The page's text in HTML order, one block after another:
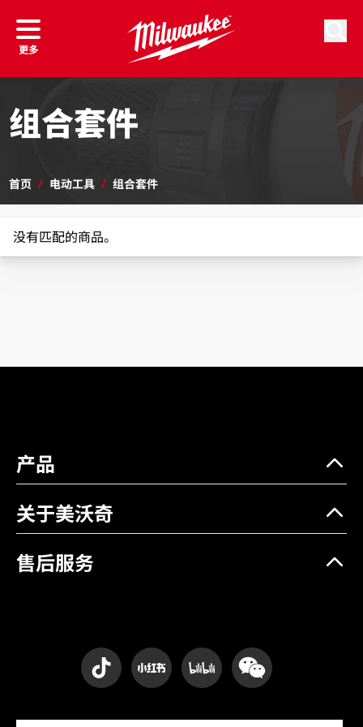
更多
组合套件
首页 / 电动工具 / 组合套件
没有匹配的商品。
产品
关于美沃奇
售后服务